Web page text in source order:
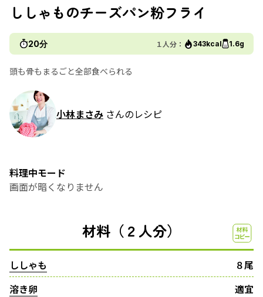
ししゃものチーズパン粉フライ
20分 １人分： 343kcal 1.6g
頭も骨もまるごと全部食べられる
小林まさみ さんのレシピ
料理中モード
画面が暗くなりません
材料（２人分）
ししゃも
８尾
溶き卵
適宜